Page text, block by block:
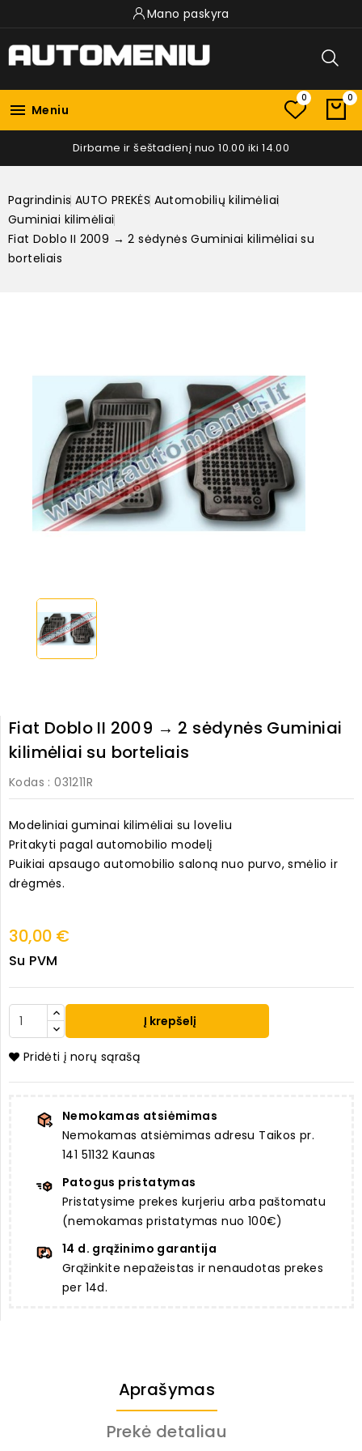
Mano paskyra
 Meniu
0 0
Dirbame ir šeštadienį nuo 10.00 iki 14.00
Pagrindinis AUTO PREKĖS Automobilių kilimėliai
Guminiai kilimėliai
Fiat Doblo II 2009 → 2 sėdynės Guminiai kilimėliai su
borteliais
Fiat Doblo II 2009 → 2 sėdynės Guminiai
kilimėliai su borteliais
Kodas : 031211R
Modeliniai guminai kilimėliai su loveliu
Pritakyti pagal automobilio modelį
Puikiai apsaugo automobilio saloną nuo purvo, smėlio ir
drėgmės.
30,00 €
Su PVM
Į krepšelį
Pridėti į norų sąrašą
Nemokamas atsiėmimas
Nemokamas atsiėmimas adresu Taikos pr.
141 51132 Kaunas
Patogus pristatymas
Pristatysime prekes kurjeriu arba paštomatu
(nemokamas pristatymas nuo 100€)
14 d. grąžinimo garantija
Grąžinkite nepažeistas ir nenaudotas prekes
per 14d.
Aprašymas
Prekė detaliau